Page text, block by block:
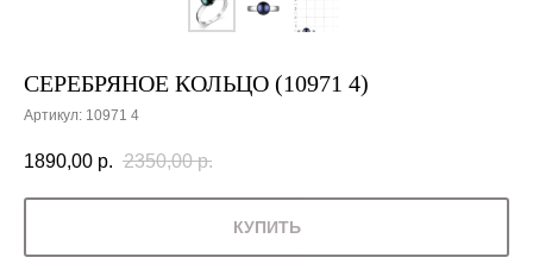
СЕРЕБРЯНОЕ КОЛЬЦО (10971 4)
Артикул: 10971 4
1890,00 р. 2350,00 р.
КУПИТЬ